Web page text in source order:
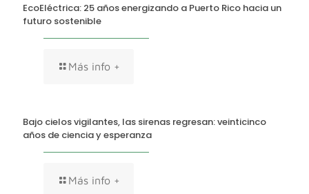
EcoEléctrica: 25 años energizando a Puerto Rico hacia un
futuro sostenible
Más info +
Bajo cielos vigilantes, las sirenas regresan: veinticinco
años de ciencia y esperanza
Más info +